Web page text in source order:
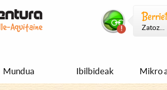
Zatoz…
Mundua Ibilbideak Mikro